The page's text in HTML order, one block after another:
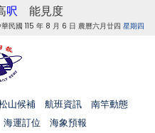
呎 能見度
民國 115 年 8 月 6 日 農曆六月廿四 星期四
山候補 航班資訊
南竿動態
海運訂位 海象預報